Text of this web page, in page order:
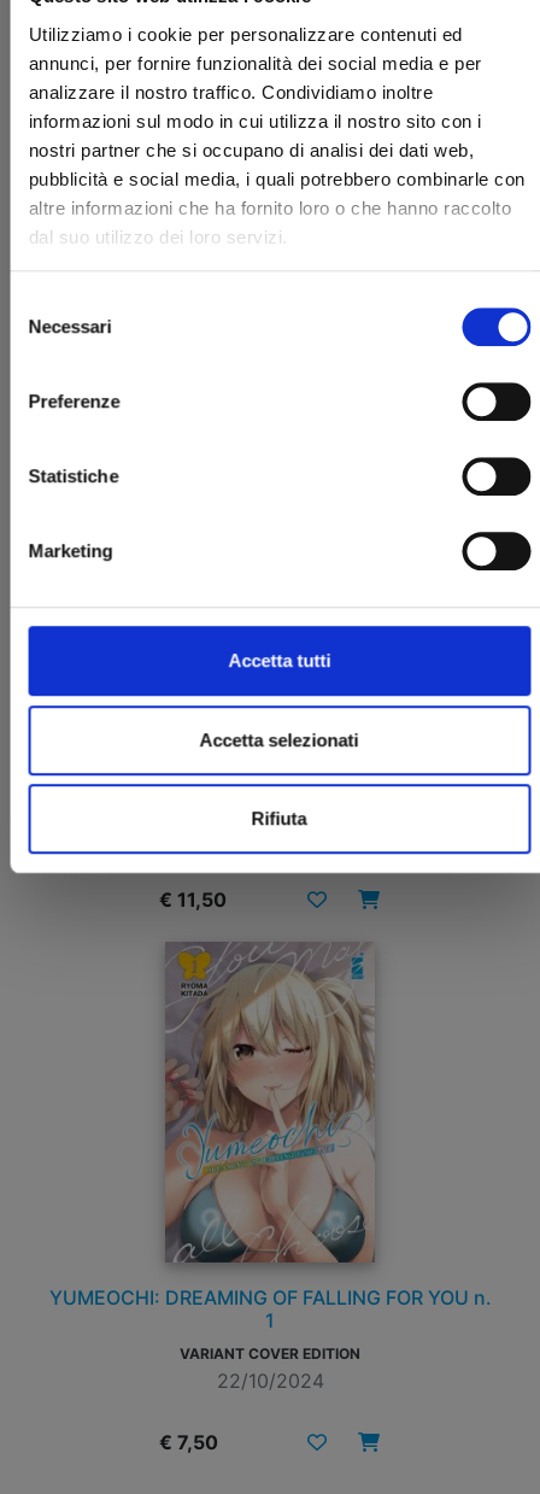
Utilizziamo i cookie per personalizzare contenuti ed
annunci, per fornire funzionalità dei social media e per
analizzare il nostro traffico. Condividiamo inoltre
informazioni sul modo in cui utilizza il nostro sito con i
nostri partner che si occupano di analisi dei dati web,
pubblicità e social media, i quali potrebbero combinarle con
altre informazioni che ha fornito loro o che hanno raccolto
dal suo utilizzo dei loro servizi.
delNecessari
Preferenze
Statistiche
Marketing
Accetta tutti
Accetta selezionati
Rifiuta
YUMEOCHI: DREAMING OF FALLING FOR YOU n.
1
YUMEOCHI: DREAMING OF FALLING FOR YOU n.
1
LIMITED EDITION CON BOX
€ 11,50
YUMEOCHI: DREAMING OF FALLING FOR YOU n.
1
VARIANT COVER EDITION
22/10/2024
€ 7,50